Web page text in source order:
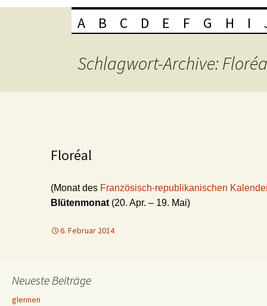
A B C D E F G H I
Schlagwort-Archive:
Floréal
(Monat des Französisch-republikanischen
Blütenmonat (20. Apr. – 19. Mai)
6. Februar 2014
Neueste Beiträge
glennen